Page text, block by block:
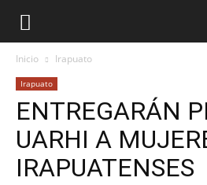
Inicio Irapuato
Irapuato
ENTREGARÁN
UARHI A
IRAPUATENSES